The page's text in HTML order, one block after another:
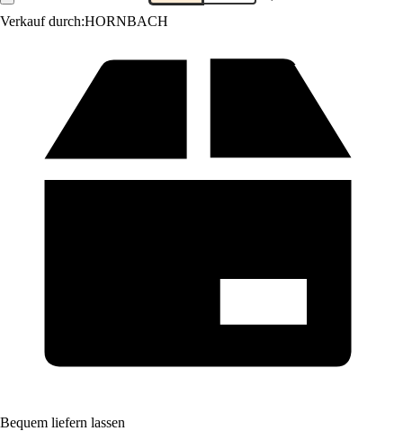
Verkauf durch:HORNBACH
Bequem liefern lassen